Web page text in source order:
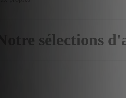
Notre sélections